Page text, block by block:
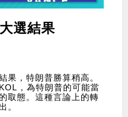
選結果
果，特朗普勝算稍高。
，為特朗普的可能當
取態。這種言論上的轉
。